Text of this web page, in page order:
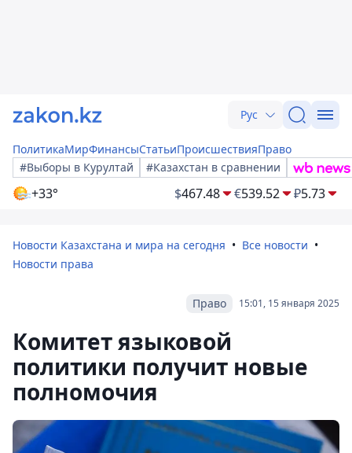
Рус
ПолитикаМирФинансыСтатьиПроисшествияПраво
#Выборы в Курултай
#Казахстан в сравнении
+33° $467.48 €539.52 ₽5.73
Новости Казахстана и мира на сегодня
Все новости
Новости права
15:01, 15 января 2025
Право
Комитет языковой
политики получит новые
полномочия